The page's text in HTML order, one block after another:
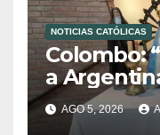
NOTICIAS CATÓLICAS
Colombo:
a
mensaje
humana”
AGO 5, 2026